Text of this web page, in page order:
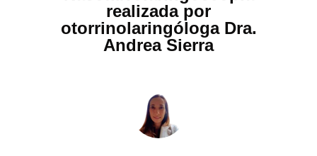
realizada por
otorrinolaringóloga Dra.
Andrea Sierra